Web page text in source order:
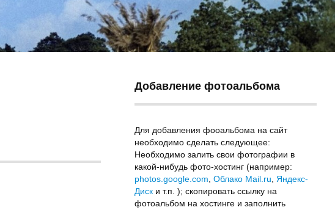
Добавление фотоальбома
Для добавления фооальбома на сайт
необходимо сделать следующее:
Необходимо залить свои фотографии в
какой-нибудь фото-хостинг (например:
photos.google.com Облако Mail.ru
Яндекс-
Диски т.п. ); скопировать ссылку на
фотоальбом на хостинге и заполнить